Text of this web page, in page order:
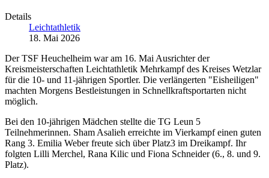
Details
Leichtathletik
18. Mai 2026
Der TSF Heuchelheim war am 16. Mai Ausrichter der
Kreismeisterschaften Leichtathletik Mehrkampf des Kreises Wetzlar
für die 10- und 11-jährigen Sportler. Die verlängerten "Eisheiligen"
machten Morgens Bestleistungen in Schnellkraftsportarten nicht
möglich.
Bei den 10-jährigen Mädchen stellte die TG Leun 5
Teilnehmerinnen. Sham Asalieh erreichte im Vierkampf einen guten
Rang 3. Emilia Weber freute sich über Platz3 im Dreikampf. Ihr
folgten Lilli Merchel, Rana Kilic und Fiona Schneider (6., 8. und 9.
Platz).